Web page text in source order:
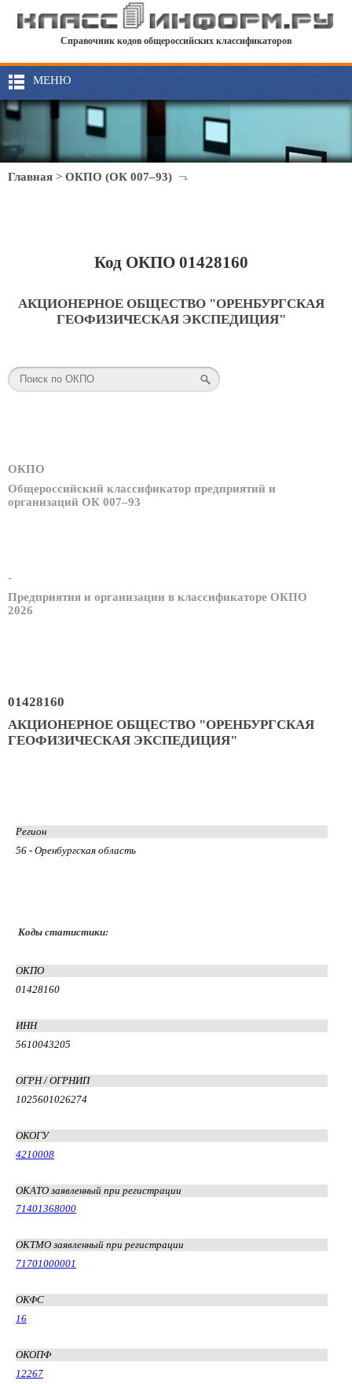
Справочник кодов общероссийских классификаторов
МЕНЮ
Главная > ОКПО (ОК 007–93)
Код ОКПО 01428160
АКЦИОНЕРНОЕ ОБЩЕСТВО "ОРЕНБУРГСКАЯ
ГЕОФИЗИЧЕСКАЯ ЭКСПЕДИЦИЯ"
ОКПО
Общероссийский классификатор предприятий и
организаций ОК 007–93
-
Предприятия и организации в классификаторе ОКПО
2026
01428160
АКЦИОНЕРНОЕ ОБЩЕСТВО "ОРЕНБУРГСКАЯ
ГЕОФИЗИЧЕСКАЯ ЭКСПЕДИЦИЯ"
Регион
56 - Оренбургская область
Коды статистики:
ОКПО
01428160
ИНН
5610043205
ОГРН / ОГРНИП
1025601026274
ОКОГУ
4210008
ОКАТО заявленный при регистрации
71401368000
ОКТМО заявленный при регистрации
71701000001
ОКФС
16
ОКОПФ
12267